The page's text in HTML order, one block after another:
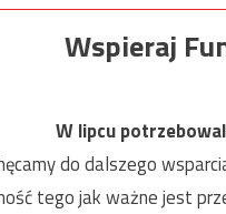
Wspieraj
W lipcu
do dalszego
tego jak ważne jest